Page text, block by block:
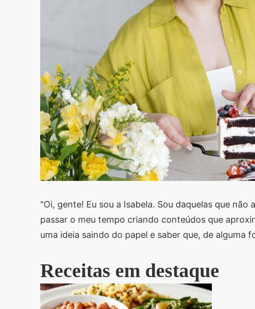
"Oi, gente! Eu sou a Isabela. Sou daquelas que
passar o meu tempo criando conteúdos que
uma ideia saindo do papel e saber que, de alguma
Receitas em destaque